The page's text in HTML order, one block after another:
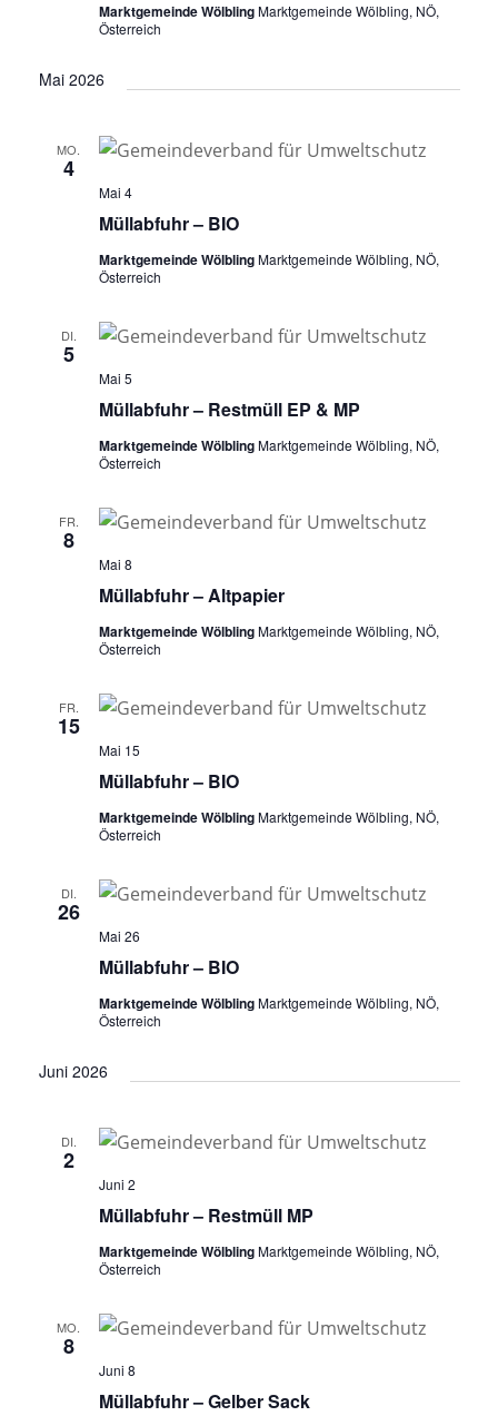
Marktgemeinde WölblingMarktgemeinde Wölbling, NÖ,
Österreich
Mai 2026
MO.
4
Müllabfuhr – BIO
Mai 4
Marktgemeinde WölblingMarktgemeinde Wölbling, NÖ,
Österreich
DI.
5
Müllabfuhr – Restmüll EP & MP
Mai 5
Marktgemeinde WölblingMarktgemeinde Wölbling, NÖ,
Österreich
FR.
8
Müllabfuhr – Altpapier
Mai 8
Marktgemeinde WölblingMarktgemeinde Wölbling, NÖ,
Österreich
FR.
15
Müllabfuhr – BIO
Mai 15
Marktgemeinde WölblingMarktgemeinde Wölbling, NÖ,
Österreich
DI.
26
Müllabfuhr – BIO
Mai 26
Marktgemeinde WölblingMarktgemeinde Wölbling, NÖ,
Österreich
Juni 2026
DI.
2
Müllabfuhr – Restmüll MP
Juni 2
Marktgemeinde WölblingMarktgemeinde Wölbling, NÖ,
Österreich
MO.
8
Müllabfuhr – Gelber Sack
Juni 8